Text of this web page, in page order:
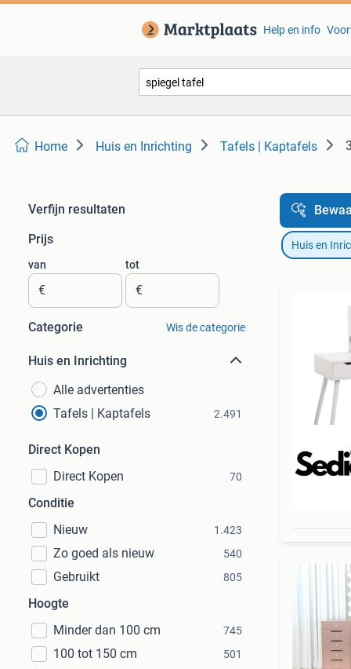
Help en info
Home Huis en Inrichting Tafels | Kaptafels
Verfijn resultaten
Prijs
van
€
tot
€
Categorie Wis de categorie
Huis en Inrichting
Alle advertenties
Tafels | Kaptafels
2.491
Direct Kopen
Direct Kopen
70
Conditie
Nieuw
1.423
Zo goed als nieuw 540
Gebruikt 805
Hoogte
Minder dan 100 cm
745
100 tot 150 cm 501
Huis en